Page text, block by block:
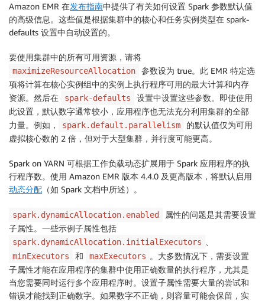
Amazon EMR 在发布指南中提供了有关如何设置 Spark 参数默认值
的高级信息。这些值是根据集群中的核心和任务实例类型在 spark-
defaults 设置中自动设置的。
要使用集群中的所有可用资源，请将
maximizeResourceAllocation
参数设为 true。此 EMR 特定选
项将计算在核心实例组中的实例上执行程序可用的最大计算和内存
资源。然后在
spark-defaults
设置中设置这些参数。即使使用
此设置，默认数字通常较小，应用程序也无法充分利用集群的全部
力量。例如，
spark.default.parallelism
的默认值仅为可用
虚拟核心数的 2 倍，但对于大型集群，并行度可能更高。
Spark on YARN 可根据工作负载动态扩展用于 Spark 应用程序的执
行程序数。使用 Amazon EMR 版本 4.4.0 及更高版本，将默认启用
动态分配 （如 Spark 文档中所述）。
spark.dynamicAllocation.enabled
属性的问题是其需要设置
子属性。一些示例子属性包括
spark.dynamicAllocation.initialExecutors
minExecutors 和 maxExecutors 。大多数情况下，需要设置
子属性才能在应用程序的集群中使用正确数量的执行程序，尤其是
当您需要同时运行多个应用程序时。设置子属性需要大量的尝试和
错误才能找到正确数字。如果数字不正确，则容量可能会保留，实